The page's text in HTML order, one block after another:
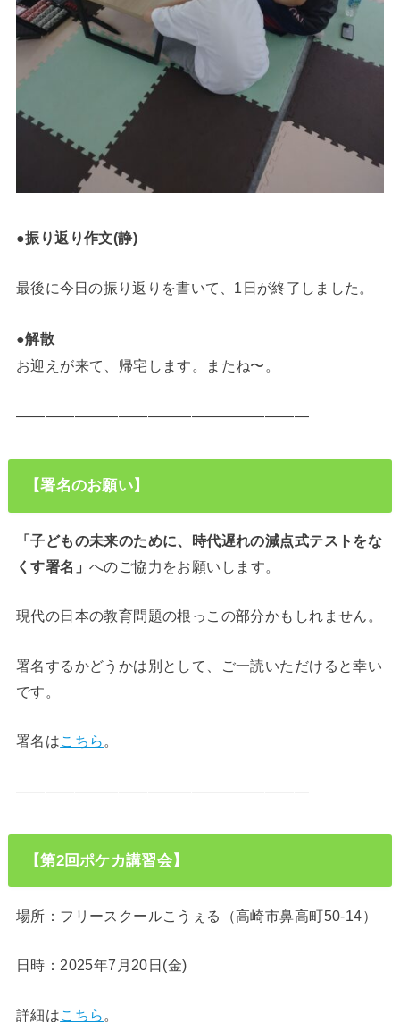
●振り返り作文(静)
最後に今日の振り返りを書いて、1日が終了しました。
●解散
お迎えが来て、帰宅します。またね〜。
————————————————————
【署名のお願い】
「子どもの未来のために、時代遅れの減点式テストをな
くす署名」 へのご協力をお願いします。
現代の日本の教育問題の根っこの部分かもしれません。
署名するかどうかは別として、ご一読いただけると幸い
です。
署名はこちら 。
————————————————————
【第2回ポケカ講習会】
場所：フリースクールこうぇる（高崎市鼻高町50-14）
日時：2025年7月20日(金)
詳細はこちら 。